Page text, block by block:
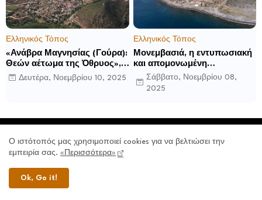
Ελληνικός Τόπος
«Ανάβρα Μαγνησίας (Γούρα):
Θεών αέτωμα της Όθρυος»,
γράφει ο Δημήτρης Β.
Καρέλης
Δευτέρα, Νοεμβρίου 10, 2025
Ελληνικός Τόπος
Μονεμβασιά, η εντυπωσιακή
και απομονωμένη
οχυρωμένη πόλη που
ιδρύθηκε από τους
Σάββατο, Νοεμβρίου 08,
2025
Πρόσφατα
Ο ιστότοπός μας χρησιμοποιεί cookies για να βελτιώσει την
εμπειρία σας. «Περισσότερα»
Ok, Go it!